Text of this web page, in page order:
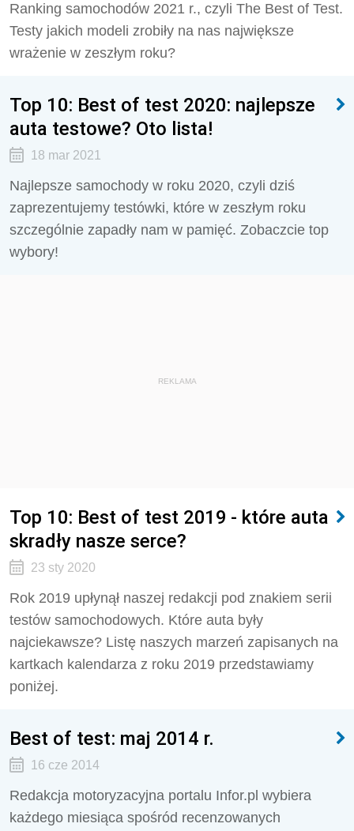
Ranking samochodów 2021 r., czyli The Best of Test.
Testy jakich modeli zrobiły na nas największe
wrażenie w zeszłym roku?
Top 10: Best of test 2020: najlepsze
auta testowe? Oto lista!
18 mar 2021
Najlepsze samochody w roku 2020, czyli dziś
zaprezentujemy testówki, które w zeszłym roku
szczególnie zapadły nam w pamięć. Zobaczcie top
wybory!
REKLAMA
Top 10: Best of test 2019 - które auta
skradły nasze serce?
23 sty 2020
Rok 2019 upłynął naszej redakcji pod znakiem serii
testów samochodowych. Które auta były
najciekawsze? Listę naszych marzeń zapisanych na
kartkach kalendarza z roku 2019 przedstawiamy
poniżej.
Best of test: maj 2014 r.
16 cze 2014
Redakcja motoryzacyjna portalu Infor.pl wybiera
każdego miesiąca spośród recenzowanych